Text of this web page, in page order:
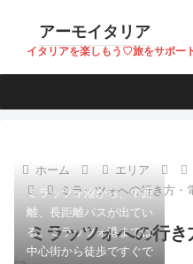
アーモイタリア
イタリアを楽しもう♡旅をサポー
ホーム エリア
ミラッツォへの行き方・
ミラッツォへの行
ミラッツォ港から、中距
離、長距離バスが出てい
る。ミラッツォ港までは
中心街から徒歩ですぐで